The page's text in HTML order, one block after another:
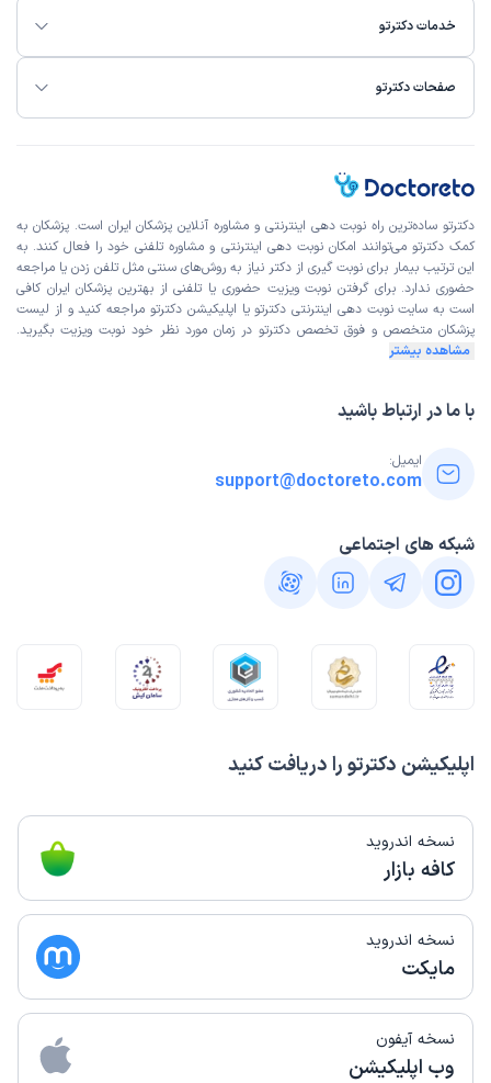
خدمات دکترتو
صفحات دکترتو
اپلیکیشن دکترتو را دریافت کنید
نسخه اندروید
کافه بازار
نسخه اندروید
مایکت
نسخه آیفون
وب اپلیکیشن
دکترتو ساده‌ترین راه نوبت‌ دهی اینترنتی و مشاوره آنلاین پزشکان ایران است. پزشکان به
کمک دکترتو می‌توانند امکان نوبت دهی اینترنتی و مشاوره تلفنی خود را فعال کنند. به
این ترتیب بیمار برای نوبت گیری از دکتر نیاز به روش‌های سنتی مثل تلفن زدن یا مراجعه
حضوری ندارد. برای گرفتن نوبت ویزیت حضوری یا تلفنی از بهترین پزشکان ایران کافی
است به سایت نوبت دهی اینترنتی دکترتو یا اپلیکیشن دکترتو مراجعه کنید و از لیست
پزشکان متخصص و فوق تخصص دکترتو در زمان مورد نظر خود نوبت ویزیت بگیرید.
مشاهده بیشتر
با ما در ارتباط باشید
ایمیل:
support@doctoreto.com
شبکه های اجتماعی